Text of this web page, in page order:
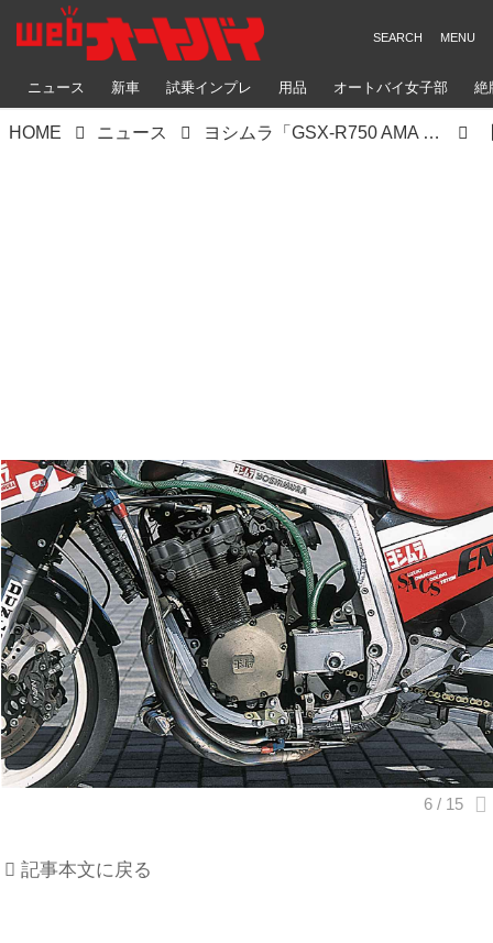
ニュース 新車 試乗インプレ 用品 オートバイ女子部 絶
HOME ニュース ヨシムラ「GSX-R750 AMA SUPERBIKE」（1986）詳細解説【ヨシムラ伝】
記事本文に戻る